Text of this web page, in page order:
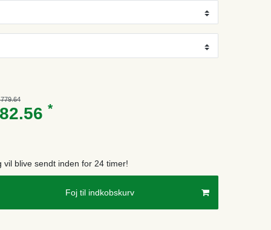
*
vil blive sendt inden for 24 timer!
Foj til indkobskurv